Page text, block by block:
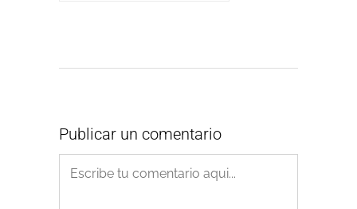
Publicar un comentario